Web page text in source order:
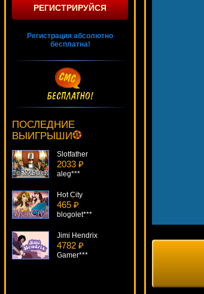
РЕГИСТРИРУЙСЯ
Регистрация абсолютно
бесплатна!
ПОСЛЕДНИЕ
ВЫИГРЫШИ
4448 ₽
sgvwood***
Slotfather
2033 ₽
aleg***
Hot City
465 ₽
blogolet***
Jimi Hendrix
4782 ₽
Gamer***